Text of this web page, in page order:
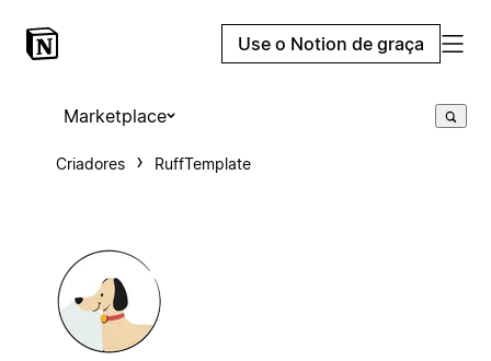
Use o Notion de graça
Marketplace
Criadores RuffTemplate